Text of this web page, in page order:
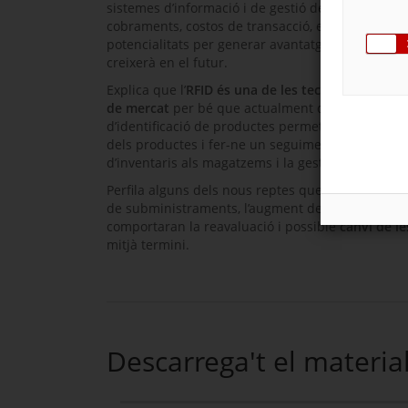
sistemes d’informació i de gestió dels
cobraments, costos de transacció, etc.). És una
potencialitats per generar avantatge competitiu
creixerà en el futur.
Explica que l’RFID és una de les tecnologies
de mercat per bé que actualment d’utilitza poc.
d’identificació de productes permeten conèixer
dels productes i fer-ne un seguiment al llarg de
d’inventaris als magatzems i la gestió
Perfila alguns dels nous reptes que hauran
de subministraments, l’augment del preu del
comportaran la reavaluació i possiblecanvi de
mitjà termini.
Descarrega't el material